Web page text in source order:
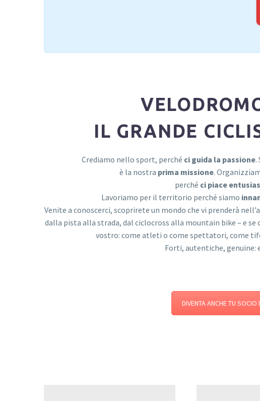
IL GRANDE
Crediamo nello sport, perché ci guida la passione.
è la nostra prima missione.
perché ci piace
Lavoriamo per il territorio perché siamo
Venite a conoscerci, scoprirete un mondo che vi prenderà
dalla pista alla strada, dal ciclocross alla mountain bike – e
vostro: come atleti o come spettatori, come
Forti, autentiche, genuine:
DIVENTA ANCHE TU